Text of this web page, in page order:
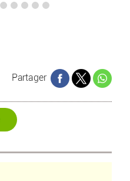
Partager